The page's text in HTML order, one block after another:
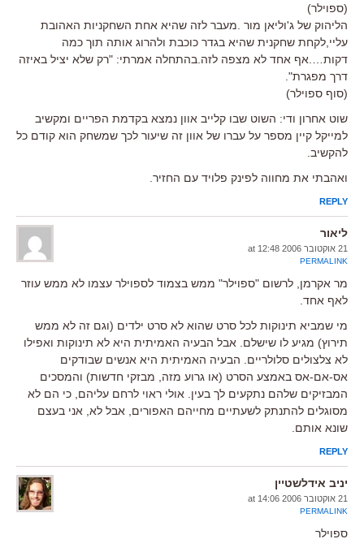
(ספוילר)
הליהוק של ג'וליאן מור .מעבר לזה שהיא אחת השחקניות האהובת
עליי,לקחת שחקנית שהיא בגדר כוכבת ולהרוג אותה תוך כמה
דקות….אף אחד לא מצפה לזה.בהתחלה אמרתי: "רק שלא יציל באיזה
דרך מפגרת".
(סוף ספוילר)
שוט אחרון ודי: השוט שבו קלייב אוון נמצא בקדמת הפריים ומקשיב
למייקל קיין מספר על עברו של אוון זה שיעור לכך שמשחק הוא קודם כל
להקשיב.
ואהבתי את מחווה לפינק פלויד עם החזיר.
REPLY
ליאור
21 אוקטובר 2006 at 12:48
PERMALINK
מר אקרמן, לרשום "ספוילר" ממש בצמוד לספוילר עצמו לא ממש עוזר
לאף אחד.
מי שמביא תינוקות לכל סרט שהוא לא סרט ילדים (וגם זה לא ממש
תירוץ) מגיע לו שישלם. אבל הבעיה האמיתית היא לא תינוקות ואפילו
לא צלצולים סלולריים. הבעיה האמיתית היא אנשים שבודקים
אס-אם-אס באמצע הסרט (או גרוע מזה, מבזקי חדשות) והמסכים
המבזיקים שלהם נתקעים לך בעין. אולי ראוי לרחם עליהם, כי הם לא
מסוגלים להתנתק לשעתיים מחייהם האפורים, אבל לא, אני בעצם
שונא אותם.
REPLY
יניב אידלשטיין
21 אוקטובר 2006 at 14:06
PERMALINK
ספוילר